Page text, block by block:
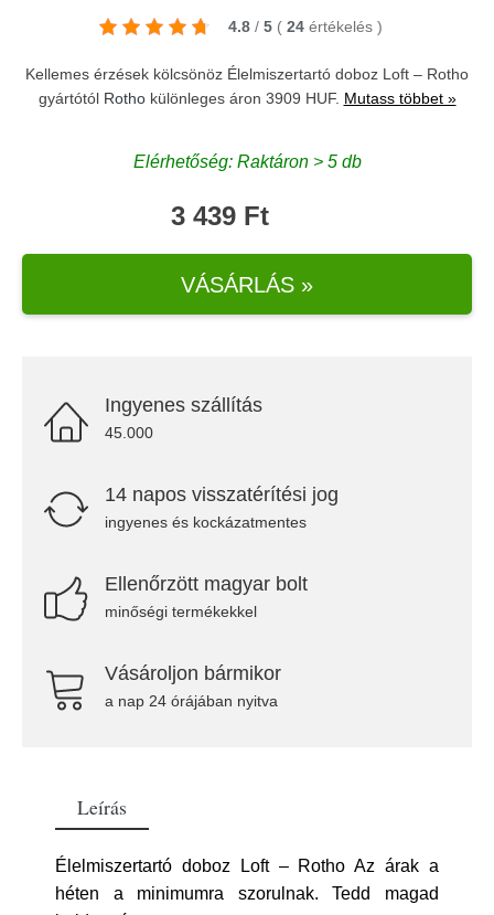
4.8 / 5 ( 24 értékelés )
Kellemes érzések kölcsönöz Élelmiszertartó doboz Loft – Rotho
gyártótól Rothokülönleges áron 3909 HUF. Mutass többet »
Elérhetőség: Raktáron > 5 db
3 439 Ft
VÁSÁRLÁS »
Ingyenes szállítás
45.000
14 napos visszatérítési jog
ingyenes és kockázatmentes
Ellenőrzött magyar bolt
minőségi termékekkel
Vásároljon bármikor
a nap 24 órájában nyitva
Leírás
Élelmiszertartó doboz Loft – Rotho Az árak a
héten a minimumra szorulnak. Tedd magad